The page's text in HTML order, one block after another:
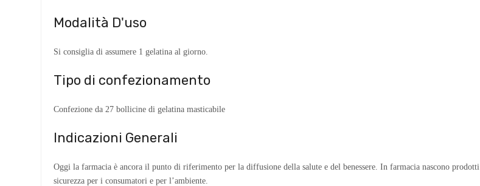
Modalità D'uso
Si consiglia di assumere 1 gelatina al giorno.
Tipo di confezionamento
Confezione da 27 bollicine di gelatina masticabile
Indicazioni Generali
Oggi la farmacia è ancora il punto di riferimento per la diffusione della salute e del benessere. In farmacia nascono
sicurezza per i consumatori e per l’ambiente.